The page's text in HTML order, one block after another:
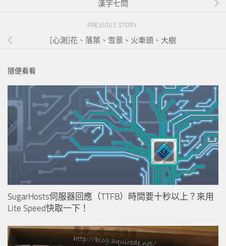
漢字七問
PREVIOUS STORY
[心測]花、落葉、雪景、火車頭、大樹
隨便看看
SugarHosts伺服器回應（TTFB）時間要十秒以上？來用
Lite Speed快取一下！